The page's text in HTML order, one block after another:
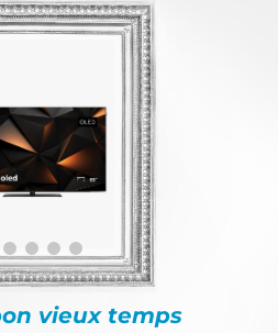
vieux temps